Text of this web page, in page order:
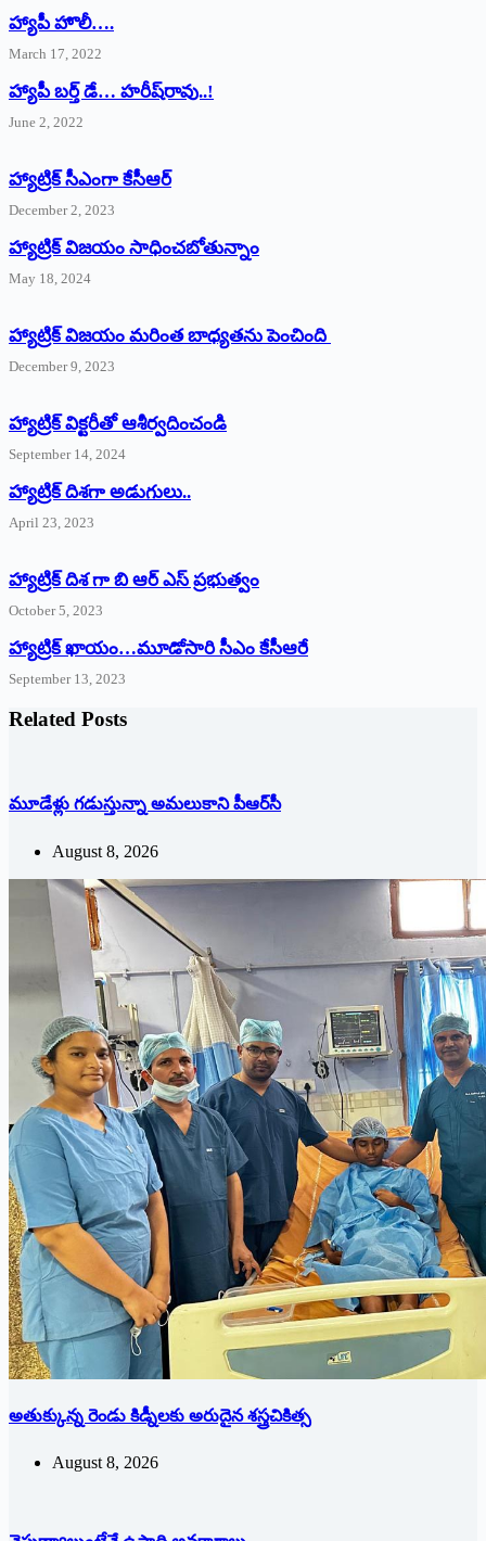
హ్యాపీ హొలీ….
March 17, 2022
హ్యాపీ బర్త్ ‌డే… హరీష్‌రావు..!
June 2, 2022
హ్యాట్రిక్‌ ‌సీఎంగా కేసీఆర్‌
December 2, 2023
హ్యాట్రిక్‌ విజయం సాధించబోతున్నాం
May 18, 2024
హ్యాట్రిక్ విజయం మరింత బాధ్యతను పెంచింది
December 9, 2023
హ్యాట్రిక్‌ ‌విక్టరీతో ఆశీర్వదించండి
September 14, 2024
‌హ్యాట్రిక్‌ ‌దిశగా అడుగులు..
April 23, 2023
హ్యాట్రిక్ దిశ గా బి ఆర్ ఎస్ ప్రభుత్వం
October 5, 2023
హ్యాట్రిక్‌ ‌ఖాయం…మూడోసారి సీఎం కేసీఆరే
September 13, 2023
Related Posts
మూడేళ్లు గ‌డుస్తున్నా అమ‌లుకాని పీఆర్‌సీ
August 8, 2026
అతుక్కున్న రెండు కిడ్నీలకు అరుదైన శస్త్రచికిత్స
August 8, 2026